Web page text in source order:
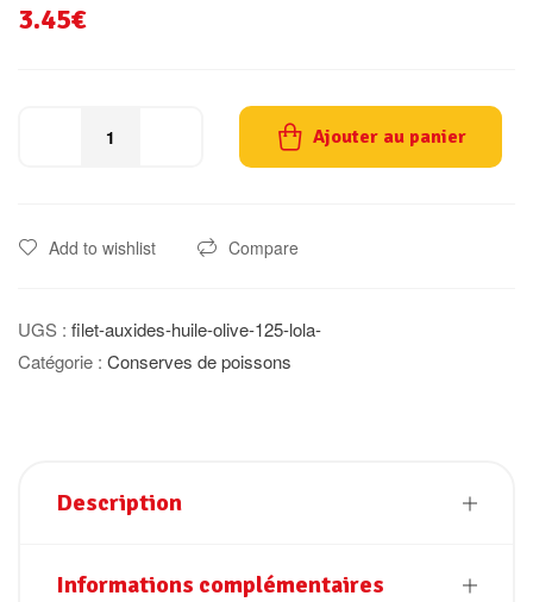
3.45€
Ajouter au panier
Add to wishlist Compare
UGS : filet-auxides-huile-olive-125-lola-
Catégorie : Conserves de poissons
Description
Informations complémentaires